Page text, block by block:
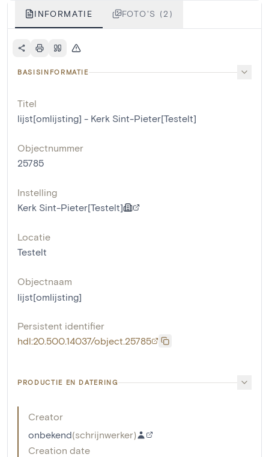
INFORMATIE FOTO'S (2)
BASISINFORMATIE
Titel
lijst[omlijsting] - Kerk Sint-Pieter[Testelt]
Objectnummer
25785
Instelling
Kerk Sint-Pieter[Testelt]
Locatie
Testelt
Objectnaam
lijst[omlijsting]
Persistent identifier
hdl:20.500.14037/object.25785
PRODUCTIE EN DATERING
Creator
onbekend(schrijnwerker)
Creation date